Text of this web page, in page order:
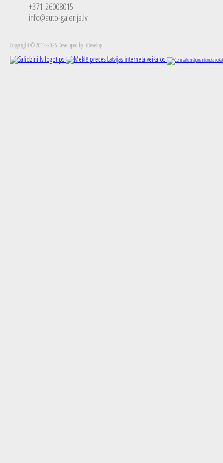
+371 26008015
info@auto-galerija.lv
Copyright © 2013-2026 Developed by: iDevelop